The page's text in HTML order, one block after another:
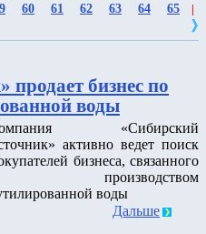
60 61 62 63 64 65
продает бизнес по
воды
«Сибирский
активно ведет поиск
бизнеса, связанного
производством
воды
Дальше